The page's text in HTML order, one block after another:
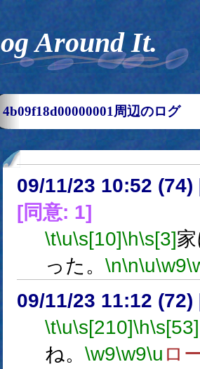
Log Around It.
4b09f18d00000001周辺のログ
09/11/23 10:52 (74)
[同意: 1]
\t\u\s[10]\h\s[3]
った。 \n\n\u\w9
09/11/23 11:12 (72)
\t\u\s[210]\h\s[53]
ね。 \w9\w9\u ロ